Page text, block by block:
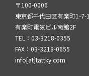
〒100-0006
東京都千代田区有楽町1-7-1
有楽町電気ビル南館2F
TEL：03-3218-0355
FAX：03-3218-0655
info[at]tattky.com